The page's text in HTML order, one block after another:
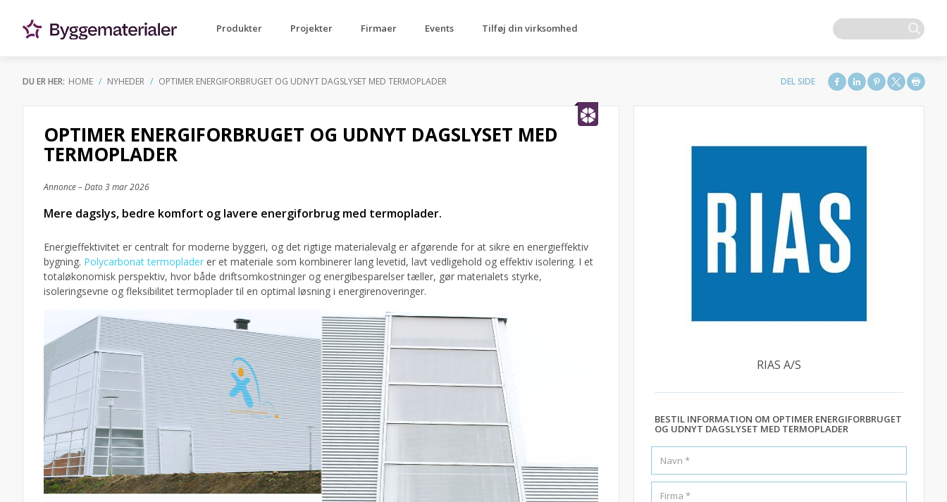
Produkter Projekter Firmaer Events Tilføj din virksomhed
DU ER HER: HOME NYHEDER OPTIMER ENERGIFORBRUGET OG UDNYT DAGSLYSET MED TERMOPLADER
OPTIMER ENERGIFORBRUGET OG UDNYT DAGSLYSET MED
TERMOPLADER
Annonce – Dato3 mar 2026
Mere dagslys, bedre komfort og lavere energiforbrug med termoplader.
Energieffektivitet er centralt for moderne byggeri, og det rigtige materialevalg er afgørende for at sikre en energieffektiv
bygning. Polycarbonat termoplader er et materiale som kombinerer lang levetid, lavt vedligehold og effektiv isolering. I et
totaløkonomisk perspektiv, hvor både driftsomkostninger og energibesparelser tæller, gør materialets styrke,
isoleringsevne og fleksibilitet termoplader til en optimal løsning i energirenoveringer.
RIAS A/S
BESTIL INFORMATION OM OPTIMER ENERGIFORBRUGET
OG UDNYT DAGSLYSET MED TERMOPLADER